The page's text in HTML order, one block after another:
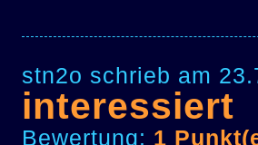
stn2o schrieb am
interessiert
Bewertung: 1